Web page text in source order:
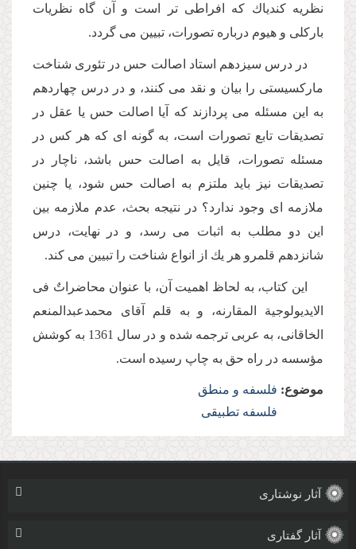
نظریه كندیاك كه افراطى تر است و آن گاه نظریات
باركلى و هیوم درباره تصورات، تبیین مى گردد.
در درس سیزدهم استاد اصالت حس در تئورى شناخت
ماركسیستى را بیان و نقد مى كنند، و در درس چهاردهم
به این مسئله مى پردازند كه آیا اصالت حس یا عقل در
تصدیقات تابع تصورات است، به گونه اى كه هر كس در
مسئله تصورات، قایل به اصالت حس باشد، ناچار در
تصدیقات نیز باید ملتزم به اصالت حس شود، یا چنین
ملازمه اى وجود ندارد؟ در نتیجه بحث، عدم ملازمه بین
این دو مطلب به اثبات مى رسد، و در نهایت، درس
شانزدهم قلمرو هر یك از انواع شناخت را تبیین مى كند.
این كتاب، به لحاظ اهمیت آن، با عنوان محاضراتٌ فى
الایدیولوجیة المقارنه، و به قلم آقاى محمدعبدالمنعم
الخاقانى، به عربى ترجمه شده و در سال 1361 به كوشش
مؤسسه در راه حق به چاپ رسیده است.
موضوع: فلسفه و منطق
فلسفه تطبیقی
آثار نوشتاری
آثار گفتاری